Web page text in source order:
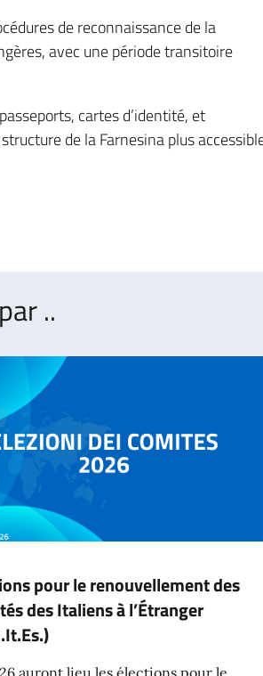
de reconnaissance de la
avec une période transitoire
cartes d’identité, et
de la Farnesina plus
..
pour le renouvellement des
des Italiens à l’Étranger
auront lieu les élections pour le